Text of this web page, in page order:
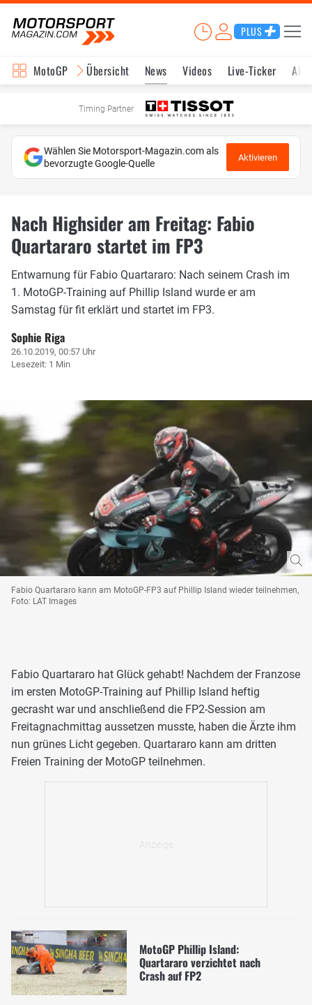
PLUS
MotoGP Übersicht News Videos Live-Ticker
Timing Partner
Wählen Sie Motorsport-Magazin.com als
bevorzugte Google-Quelle
Aktivieren
Nach Highsider am Freitag: Fabio
Quartararo startet im FP3
Entwarnung für Fabio Quartararo: Nach seinem Crash im
1. MotoGP-Training auf Phillip Island wurde er am
Samstag für fit erklärt und startet im FP3.
Sophie Riga
26.10.2019, 00:57 Uhr
Lesezeit: 1 Min
Fabio Quartararo kann am MotoGP-FP3 auf Phillip Island wieder teilnehmen,
Foto: LAT Images
Fabio Quartararo hat Glück gehabt! Nachdem der Franzose
im ersten MotoGP-Training auf Phillip Island heftig
gecrasht war und anschließend die FP2-Session am
Freitagnachmittag aussetzen musste, haben die Ärzte ihm
nun grünes Licht gegeben. Quartararo kann am dritten
Freien Training der MotoGP teilnehmen.
MotoGP Phillip Island:
Quartararo verzichtet nach
Crash auf FP2